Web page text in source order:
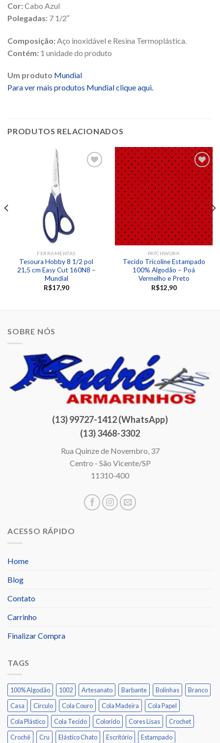
Cor:Cabo Azul
Polegadas: 7 1/2″
Composição: Aço inoxidável e Resina Termoplástica.
Contém: 1 unidade do produto
Um produto Mundial
Para ver mais produtos Mundial clique aqui.
PRODUTOS RELACIONADOS
FERRAMENTAS
Tesoura Hobby 8 1/2 pol
21,5 cm Easy Cut 160N8 –
Mundial
R$17,90
Adicionar
aos
desejos
PATCHWORK
Tecido Tricoline Estampado
100% Algodão – Poá
Vermelho e Preto
R$12,90
SOBRE NÓS
(13) 99727-1412 (WhatsApp)
(13) 3468-3302
Rua Quinze de Novembro, 37
Centro - São Vicente/SP
11310-400
ACESSO RÁPIDO
Home
Blog
Contato
Carrinho
Finalizar Compra
TAGS
100% Algodão 1002 Artesanato Barbante Bolinhas
Branco
Casa
Circulo Cola Couro Cola Madeira
Cola Papel
Cola Plástico
Cola Tecido Colorido Cores Lisas
Crochet
Crochê
Cru Elástico Chato Escritório Estampado